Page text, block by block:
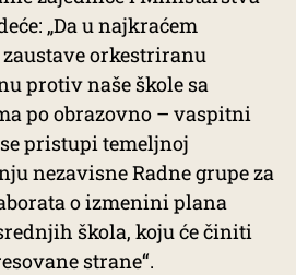
„Da u najkraćem
orkestriranu
protiv naše škole sa
po obrazovno – vaspitni
pristupi temeljnoj
nezavisne Radne grupe za
o izmenini plana
škola, koju će činiti
strane“.